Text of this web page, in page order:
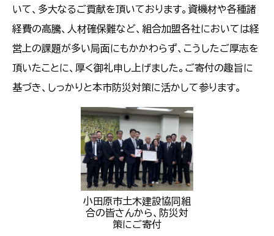
いて、多大なるご貢献を頂いております。資機材や各種諸
経費の高騰、人材確保難など、組合加盟各社においては経
営上の課題が多い局面にもかかわらず、こうしたご厚志を
頂いたことに、厚く御礼申し上げました。ご寄付の趣旨に
基づき、しっかりと本市防災対策に活かして参ります。
小田原市土木建設協同組
合の皆さんから、防災対
策にご寄付